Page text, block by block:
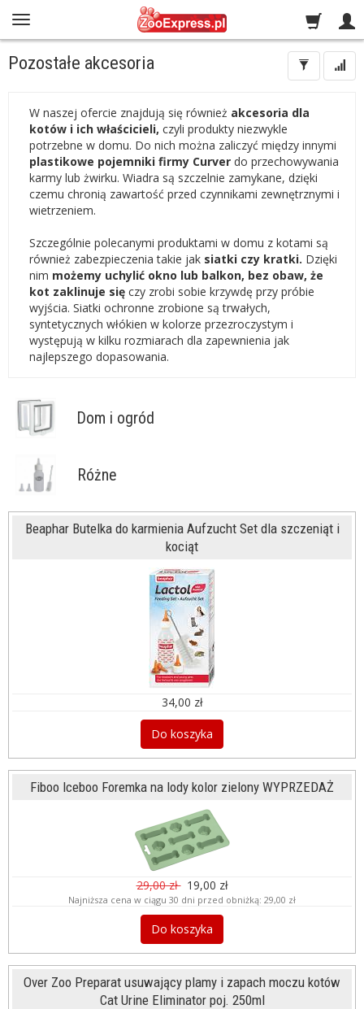
Pozostałe akcesoria
W naszej ofercie znajdują się również akcesoria dla
kotów i ich właścicieli, czyli produkty niezwykle
potrzebne w domu. Do nich można zaliczyć między innymi
plastikowe pojemniki firmy Curver do przechowywania
karmy lub żwirku. Wiadra są szczelnie zamykane, dzięki
czemu chronią zawartość przed czynnikami zewnętrznymi i
wietrzeniem.
Szczególnie polecanymi produktami w domu z kotami są
również zabezpieczenia takie jak siatki czy kratki. Dzięki
nim możemy uchylić okno lub balkon, bez obaw, że
kot zaklinuje się czy zrobi sobie krzywdę przy próbie
wyjścia. Siatki ochronne zrobione są trwałych,
syntetycznych włókien w kolorze przezroczystym i
występują w kilku rozmiarach dla zapewnienia jak
najlepszego dopasowania.
Dom i ogród
Różne
Beaphar Butelka do karmienia Aufzucht Set dla szczeniąt i
kociąt
34,00 zł
Do koszyka
Fiboo Iceboo Foremka na lody kolor zielony WYPRZEDAŻ
29,00 zł 19,00 zł
Najniższa cena w ciągu 30 dni przed obniżką: 29,00 zł
Do koszyka
Over Zoo Preparat usuwający plamy i zapach moczu kotów
Cat Urine Eliminator poj. 250ml